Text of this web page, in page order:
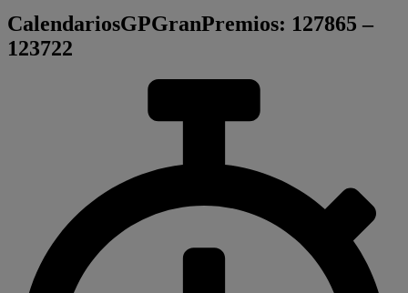
CalendariosGPGranPremios: 127865 –
123722